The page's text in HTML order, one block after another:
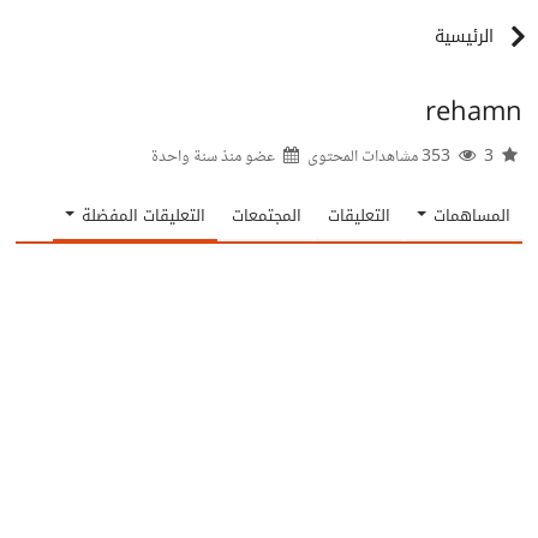
الرئيسية
rehamn
عضو منذسنة واحدة
المساهمات التعليقات المجتمعات التعليقات المفضلة